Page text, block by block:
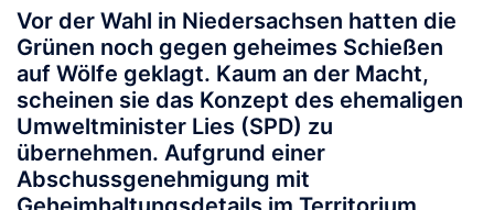
Vor der Wahl in Niedersachsen hatten die
Grünen noch gegen geheimes Schießen
auf Wölfe geklagt. Kaum an der Macht,
scheinen sie das Konzept des ehemaligen
Umweltminister Lies (SPD) zu
übernehmen. Aufgrund einer
Abschussgenehmigung mit